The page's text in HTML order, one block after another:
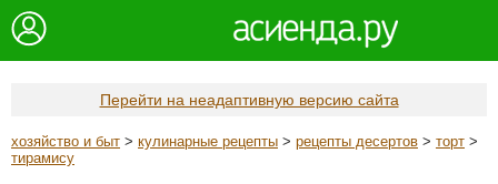
Перейти на неадаптивную версию сайта
хозяйство и быт > кулинарные рецепты > рецепты десертов > торт >
тирамису